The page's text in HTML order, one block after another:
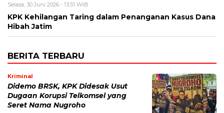
Selasa, 30 Juni 2026 - 13:51 WIB
KPK Kehilangan Taring dalam Penanganan Kasus Dana
Hibah Jatim
BERITA TERBARU
Kriminal
Didemo BRSK, KPK Didesak Usut
Dugaan Korupsi Telkomsel yang
Seret Nama Nugroho